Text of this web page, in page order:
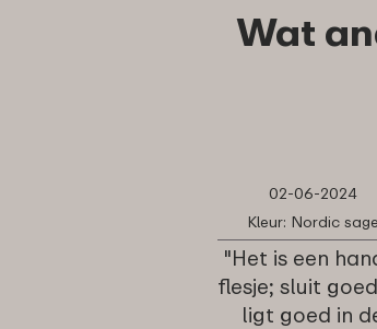
Wat
02-06-2024
Kleur: Nordic sage
"Het is een
flesje; sluit
ligt goed in